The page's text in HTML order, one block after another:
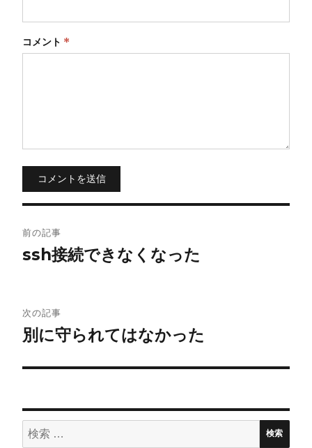
コメント *
コメントを送信
稿
ビ
ゲ
ー
ョ
前の記事
ssh接続できなくなった
次の記事
別に守られてはなかった
検
索:
検索